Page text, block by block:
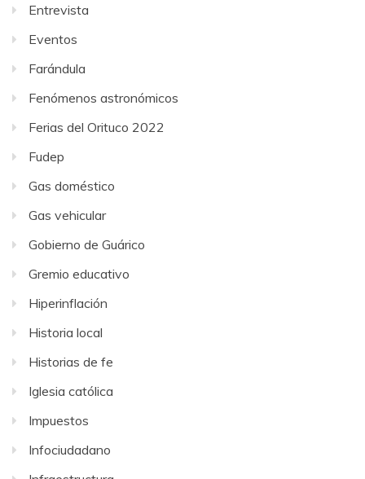
Entrevista
Eventos
Farándula
Fenómenos astronómicos
Ferias del Orituco 2022
Fudep
Gas doméstico
Gas vehicular
Gobierno de Guárico
Gremio educativo
Hiperinflación
Historia local
Historias de fe
Iglesia católica
Impuestos
Infociudadano